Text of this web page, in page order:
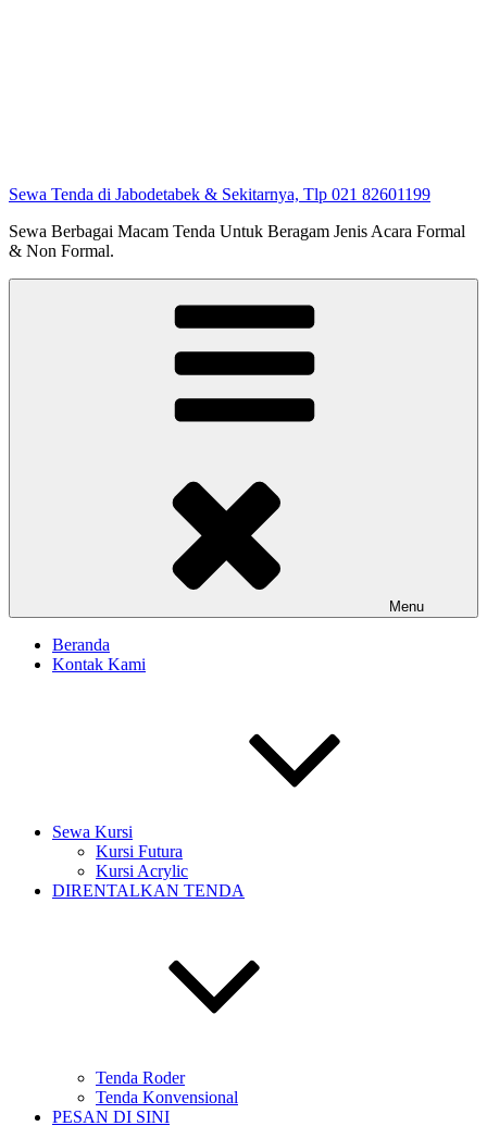
Sewa Tenda di Jabodetabek & Sekitarnya, Tlp 021 82601199
Sewa Berbagai Macam Tenda Untuk Beragam Jenis Acara Formal
& Non Formal.
Menu
Beranda
Kontak Kami
Sewa Kursi
Kursi Futura
Kursi Acrylic
DIRENTALKAN TENDA
Tenda Roder
Tenda Konvensional
PESAN DI SINI